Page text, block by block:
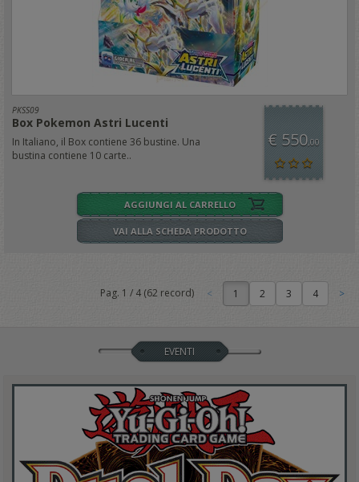
PKSS09
Box Pokemon Astri Lucenti
In Italiano, il Box contiene 36 bustine. Una
bustina contiene 10 carte..
€ 550,00
AGGIUNGI AL CARRELLO
VAI ALLA SCHEDA PRODOTTO
Pag. 1 / 4 (62 record) 1
EVENTI